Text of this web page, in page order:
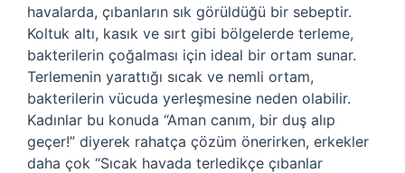
havalarda, çıbanların sık görüldüğü bir sebeptir.
Koltuk altı, kasık ve sırt gibi bölgelerde terleme,
bakterilerin çoğalması için ideal bir ortam sunar.
Terlemenin yarattığı sıcak ve nemli ortam,
bakterilerin vücuda yerleşmesine neden olabilir.
Kadınlar bu konuda “Aman canım, bir duş alıp
geçer!” diyerek rahatça çözüm önerirken, erkekler
daha çok “Sıcak havada terledikçe çıbanlar